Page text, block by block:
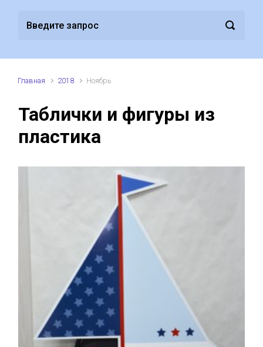
Главная 2018 Ноябрь
Таблички и фигуры из
пластика